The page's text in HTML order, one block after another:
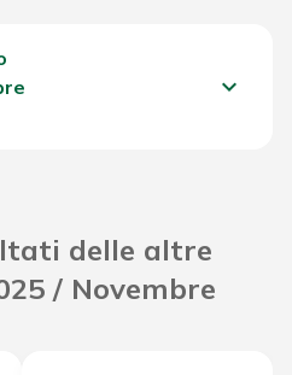
keyboard_arrow_down
delle altre
/ Novembre